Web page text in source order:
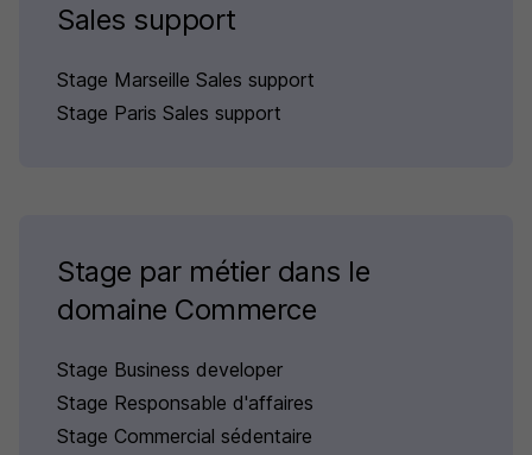
Sales support
Stage Marseille Sales support
Stage Paris Sales support
Stage par métier dans le
domaine Commerce
Stage Business developer
Stage Responsable d'affaires
Stage Commercial sédentaire